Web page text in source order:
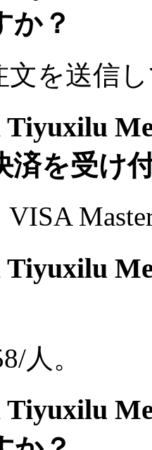
か？
文を送信
Tiyuxilu
済を受け
Tiyuxilu
人。
Tiyuxilu